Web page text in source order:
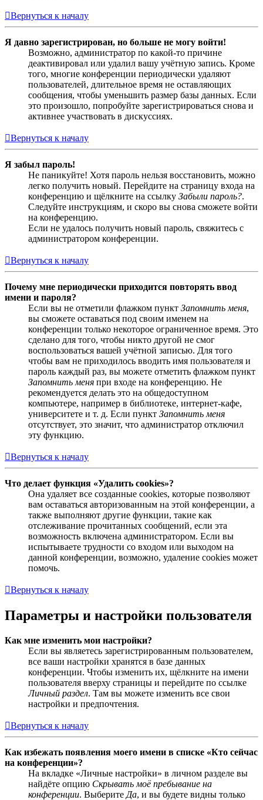
Вернуться к началу
Я давно зарегистрирован, но больше не могу войти!
Возможно, администратор по какой-то причине
деактивировал или удалил вашу учётную запись. Кроме
того, многие конференции периодически удаляют
пользователей, длительное время не оставляющих
сообщения, чтобы уменьшить размер базы данных. Если
это произошло, попробуйте зарегистрироваться снова и
активнее участвовать в дискуссиях.
Вернуться к началу
Я забыл пароль!
Не паникуйте! Хотя пароль нельзя восстановить, можно
легко получить новый. Перейдите на страницу входа на
конференцию и щёлкните на ссылку Забыли пароль?.
Следуйте инструкциям, и скоро вы снова сможете войти
на конференцию.
Если не удалось получить новый пароль, свяжитесь с
администратором конференции.
Вернуться к началу
Почему мне периодически приходится повторять ввод
имени и пароля?
Если вы не отметили флажком пункт Запомнить меня,
вы сможете оставаться под своим именем на
конференции только некоторое ограниченное время. Это
сделано для того, чтобы никто другой не смог
воспользоваться вашей учётной записью. Для того
чтобы вам не приходилось вводить имя пользователя и
пароль каждый раз, вы можете отметить флажком пункт
Запомнить меня при входе на конференцию. Не
рекомендуется делать это на общедоступном
компьютере, например в библиотеке, интернет-кафе,
университете и т. д. Если пункт Запомнить меня
отсутствует, это значит, что администратор отключил
эту функцию.
Вернуться к началу
Что делает функция «Удалить cookies»?
Она удаляет все созданные cookies, которые позволяют
вам оставаться авторизованным на этой конференции, а
также выполняют другие функции, такие как
отслеживание прочитанных сообщений, если эта
возможность включена администратором. Если вы
испытываете трудности со входом или выходом на
данной конференции, возможно, удаление cookies может
помочь.
Вернуться к началу
Параметры и настройки пользователя
Как мне изменить мои настройки?
Если вы являетесь зарегистрированным пользователем,
все ваши настройки хранятся в базе данных
конференции. Чтобы изменить их, щёлкните на имени
пользователя вверху страницы и перейдите по ссылке
Личный раздел. Там вы можете изменить все свои
настройки и предпочтения.
Вернуться к началу
Как избежать появления моего имени в списке «Кто сейчас
на конференции»?
На вкладке «Личные настройки» в личном разделе вы
найдёте опцию Скрывать моё пребывание на
конференции. Выберите Да, и вы будете видны только